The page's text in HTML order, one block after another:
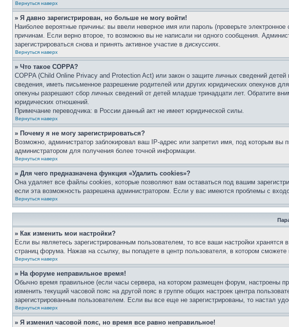
Вернуться наверх
» Я давно зарегистрирован, но больше не могу войти!
Наиболее вероятные причины: вы ввели неверное имя или пароль (проверьте
причинам. Если верно второе, то возможно вы не написали ни одного сообщения.
зарегистрироваться снова и принять активное участие в дискуссиях.
Вернуться наверх
» Что такое COPPA?
COPPA (Child Online Privacy and Protection Act) или закон о защите личных сведений
сведения, иметь письменное разрешение родителей или других юридических опекунов
опекуны разрешают сбор личных сведений от детей младше тринадцати лет. Обратите
юридических отношений.
Примечание переводчика: в России данный акт не имеет юридической силы.
Вернуться наверх
» Почему я не могу зарегистрироваться?
Возможно, администратор заблокировал ваш IP-адрес или запретил имя, под которым вы
администратором для получения более точной информации.
Вернуться наверх
» Для чего предназначена функция «Удалить cookies»?
Она удаляет все файлы cookies, которые позволяют вам оставаться под вашим
если эта возможность разрешена администратором. Если у вас имеются проблемы с
Вернуться наверх
» Как изменить мои настройки?
Если вы являетесь зарегистрированным пользователем, то все ваши настройки
страниц форума. Нажав на ссылку, вы попадете в центр пользователя, в котором сможете
Вернуться наверх
» На форуме неправильное время!
Обычно время правильное (если часы сервера, на котором размещен форум, настроены
изменить текущий часовой пояс на другой пояс в группе общих настроек центра
зарегистрированным пользователем. Если вы все еще не зарегистрированы, то настал
Вернуться наверх
» Я изменил часовой пояс, но время все равно неправильное!